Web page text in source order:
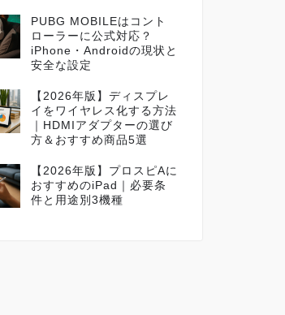
PUBG MOBILEはコント
ローラーに公式対応？
iPhone・Androidの現状と
安全な設定
【2026年版】ディスプレ
イをワイヤレス化する方法
｜HDMIアダプターの選び
方＆おすすめ商品5選
【2026年版】プロスピAに
おすすめのiPad｜必要条
件と用途別3機種